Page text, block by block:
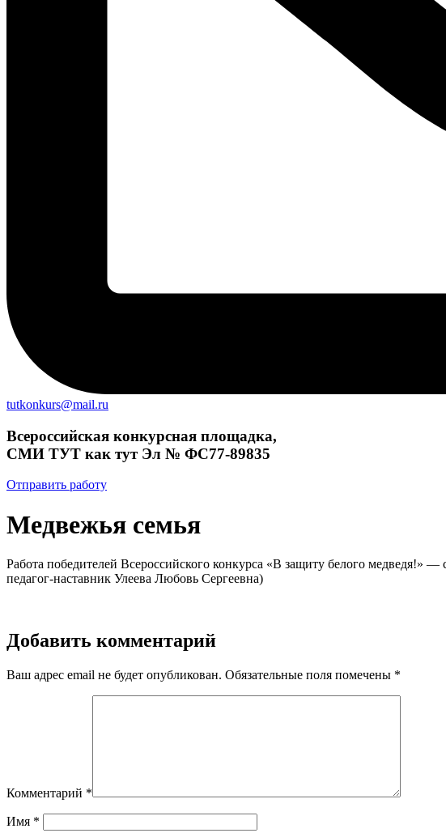
tutkonkurs@mail.ru
Всероссийская конкурсная площадка,
СМИ ТУТ как тут Эл № ФС77-89835
Отправить работу
Медвежья семья
Работа победителей Всероссийского конкурса «В защиту белого
педагог-наставник Улеева Любовь Сергеевна)
Добавить комментарий
Ваш адрес email не будет опубликован. Обязательные поля помечены *
Комментарий *
Имя *